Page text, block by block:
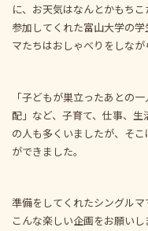
に、お天気はなんとかもち
参加してくれた富山大学の
マたちはおしゃべりをしなが
「子どもが巣立ったあとの
配」など、子育て、仕事、
の人も多くいましたが、そ
ができました。
準備をしてくれたシングルマ
こんな楽しい企画をお願いし